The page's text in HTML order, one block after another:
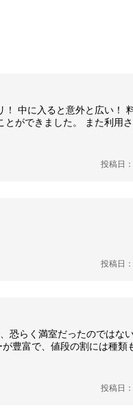
中に入ると意外と広い！
ができました。 また利用
投稿日
投稿日
恐らく満室だったのでは
豊富で、値段の割には種類
投稿日